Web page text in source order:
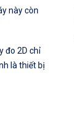
này còn
đo 2D chỉ
là thiết bị